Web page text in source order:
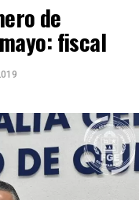
de
fiscal